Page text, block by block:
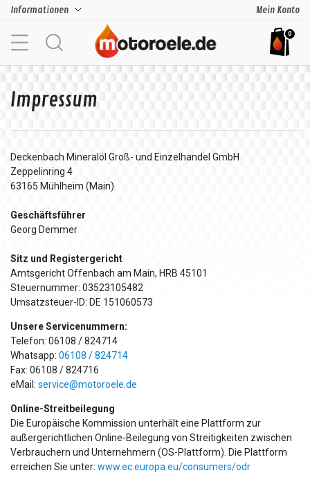
Informationen Mein Konto
0
Impressum
Deckenbach Mineralöl Groß- und Einzelhandel GmbH
Zeppelinring 4
63165 Mühlheim (Main)
Geschäftsführer
Georg Demmer
Sitz und Registergericht
Amtsgericht Offenbach am Main, HRB 45101
Steuernummer: 03523105482
Umsatzsteuer-ID: DE 151060573
Unsere Servicenummern:
Telefon: 06108 / 824714
Whatsapp: 06108 / 824714
Fax: 06108 / 824716
eMail: service@motoroele.de
Online-Streitbeilegung
Die Europäische Kommission unterhält eine Plattform zur
außergerichtlichen Online-Beilegung von Streitigkeiten zwischen
Verbrauchern und Unternehmern (OS-Plattform). Die Plattform
erreichen Sie unter: www.ec.europa.eu/consumers/odr